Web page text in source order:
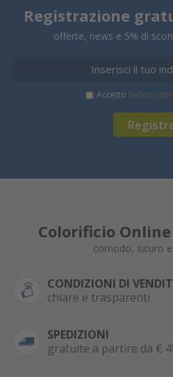
Registrazione
offerte, news e 5% di
Accetto
Colorificio
comodo, sicuro
CONDIZIONI DI
chiare e trasparenti
SPEDIZIONI
gratuite a partire da €